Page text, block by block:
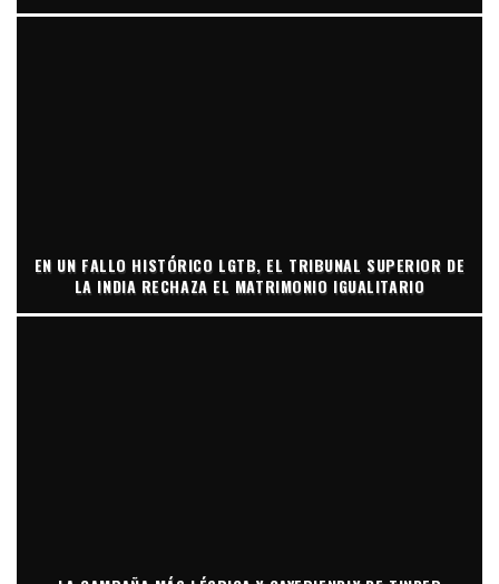
EN UN FALLO HISTÓRICO LGTB, EL TRIBUNAL SUPERIOR DE
LA INDIA RECHAZA EL MATRIMONIO IGUALITARIO